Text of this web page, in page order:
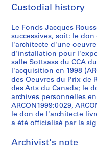
i
l
e
,
1
9
8
4
AP066.S3.D1
t
m
p
o
r
a
i
n
e
e
n
m
AP066.S3.D12
u
o
é
t
i
q
u
e
d
e
l
n
t
a
l
l
a
t
i
o
n
"
x
o
s
i
t
i
o
n
"
À
t
x
o
s
i
t
i
o
n
"
F
o
x
o
s
i
t
i
o
n
"
A
m
a
e
r
i
e
d
'
a
r
t
d
x
o
s
i
t
i
o
n
s
n
o
c
m
e
n
t
s
d
e
r
é
f
Custodial history
Le Fonds Jacques
successives, soit: le don
l'architecte d'une
d'installation pour
salle Sottsass du CCA
l'acquisition en 1998
des Oeuvres du Prix de
des Arts du Canada; le
archives personnelles en
ARCON1999:0029,
le don de l'architecte
a été officialisé par la
Archivist's note